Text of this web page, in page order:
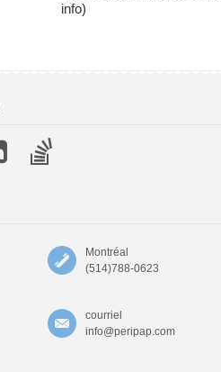
info)
Montréal
(514)788-0623
courriel
info@peripap.com